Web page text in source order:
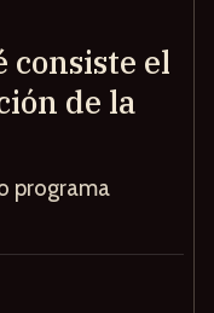
consiste el
de la
programa